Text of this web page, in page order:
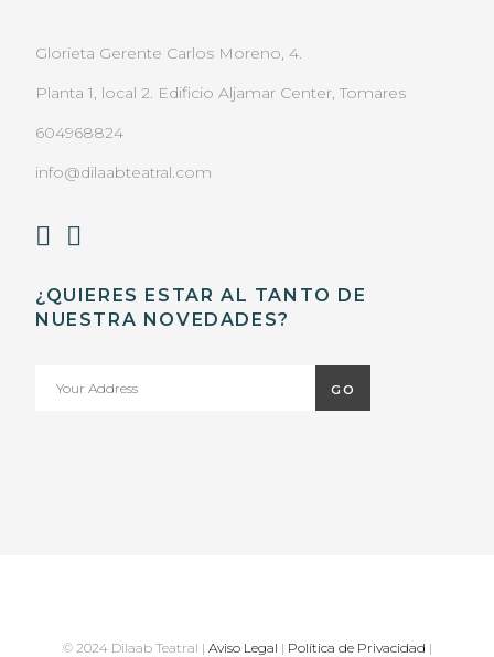
Glorieta Gerente Carlos Moreno, 4.
Planta 1, local 2. Edificio Aljamar Center, Tomares
604968824
info@dilaabteatral.com
¿QUIERES ESTAR AL TANTO DE
NUESTRA NOVEDADES?
© 2024 Dilaab Teatral | Aviso Legal | Política de Privacidad |